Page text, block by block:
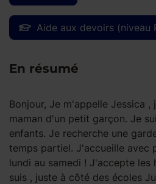
Aide aux devoirs (niveau
En résumé
Bonjour, Je m'appelle Jessica ,
maman d'un petit garçon. Je
enfants. Je recherche une
temps partiel. J'accueille avec
lundi au samedi ! J'accepte les
suis , juste à côté des écoles